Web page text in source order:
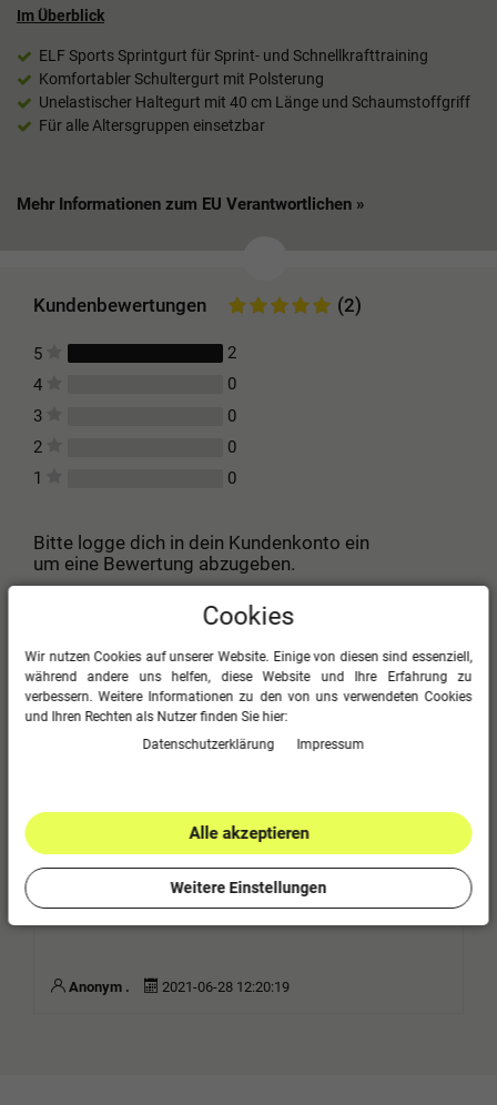
Im Überblick
ELF SportsSprintgurt für Sprint- und Schnellkrafttraining
Komfortabler Schultergurt mit Polsterung
Unelastischer Haltegurt mit 40 cm Länge und Schaumstoffgriff
Für alle Altersgruppen einsetzbar
Mehr Informationen zum EU Verantwortlichen »
Kundenbewertungen (2)
5
2
4
0
3
0
2
0
1
0
Bitte logge dich in dein Kundenkonto ein
um eine Bewertung abzugeben.
Too
Ata . 2023-03-15 16:29:45
Anonym . 2021-06-28 12:20:19
Cookies
Wir nutzen Cookies auf unserer Website. Einige von diesen sind essenziell,
während andere uns helfen, diese Website und Ihre Erfahrung zu
verbessern. Weitere Informationen zu den von uns verwendeten Cookies
und Ihren Rechten als Nutzer finden Sie hier:
Daten­schutz­erklärung
Impressum
Alle akzeptieren
Weitere Einstellungen